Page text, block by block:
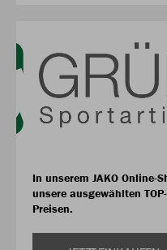
In unserem JAKO Online-
unsere ausgewählten
Preisen.